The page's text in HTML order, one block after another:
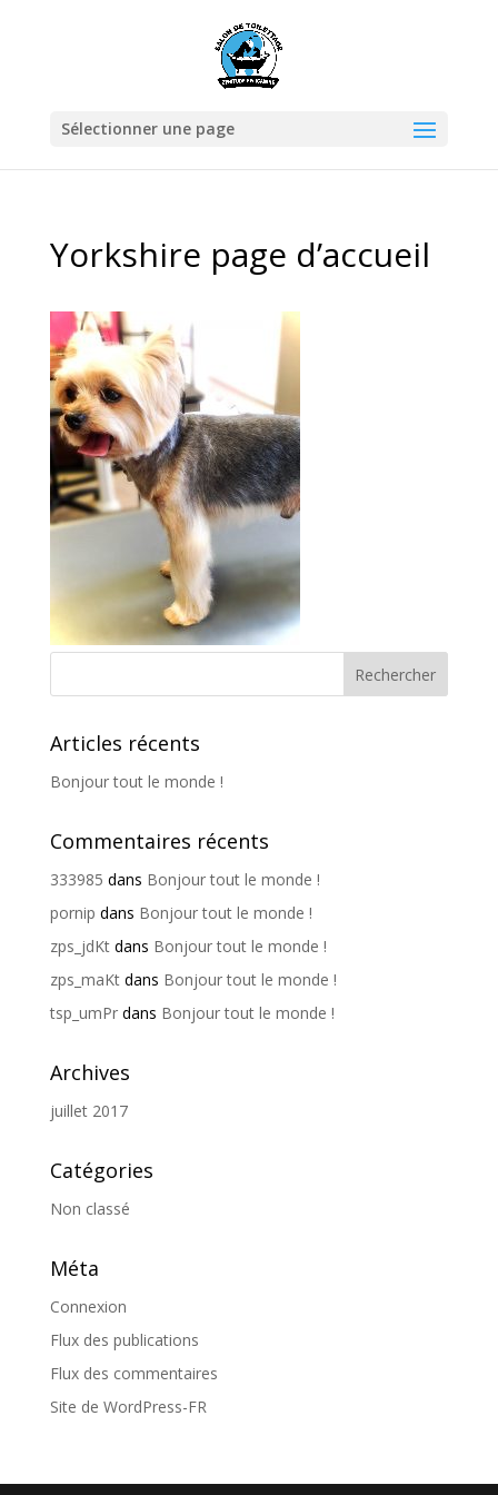
Sélectionner une page
Yorkshire page d’accueil
Articles récents
Bonjour tout le monde !
Commentaires récents
333985 dans Bonjour tout le monde !
pornip dans Bonjour tout le monde !
zps_jdKtdans Bonjour tout le monde !
zps_maKtdans Bonjour tout le monde !
tsp_umPrdans Bonjour tout le monde !
Archives
juillet 2017
Catégories
Non classé
Méta
Connexion
Flux des publications
Flux des commentaires
Site de WordPress-FR